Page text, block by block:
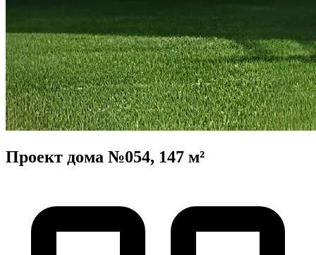
Проект дома №054, 147 м²